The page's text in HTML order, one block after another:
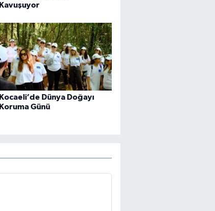
Kavuşuyor
Kocaeli’de Dünya Doğayı
Koruma Günü